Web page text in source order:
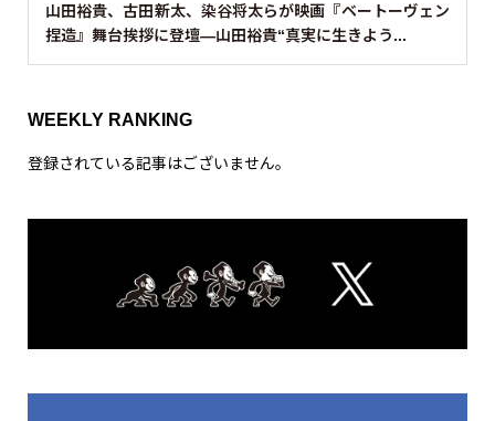
山田裕貴、古田新太、染谷将太らが映画『ベートーヴェン
捏造』舞台挨拶に登壇—山田裕貴“真実に生きよう...
WEEKLY RANKING
登録されている記事はございません。